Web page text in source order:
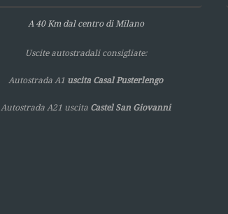
A 40 Km dal centro di Milano
Uscite autostradali consigliate:
Autostrada A1 uscita Casal Pusterlengo
Autostrada A21 uscita Castel San Giovanni